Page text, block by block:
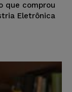
que comprou
Eletrônica